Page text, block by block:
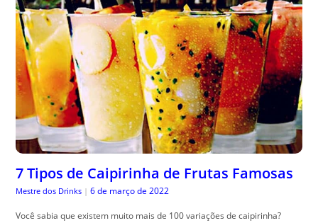
7 Tipos de Caipirinha de Frutas Famosas
Mestre dos Drinks | 6 de março de 2022
Você sabia que existem muito mais de 100 variações de caipirinha?